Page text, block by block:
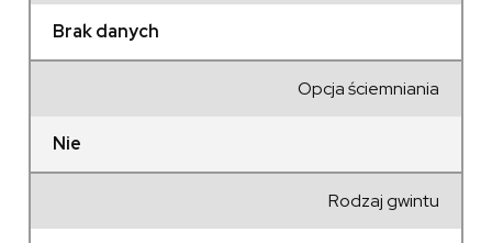
Brak danych
Opcja ściemniania
Nie
Rodzaj gwintu